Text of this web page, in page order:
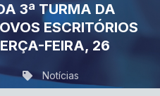
3ª TURMA DA
ESCRITÓRIOS
FEIRA, 26
Notícias